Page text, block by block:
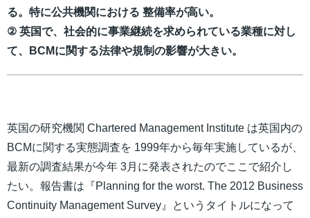
る。特に公共機関における 整備率が高い。
② 英国で、社会的に事業継続を求められている業種に対し
て、BCMに関する法律や規制の影響が大きい。
英国の研究機関 Chartered Management Institute は英国内の
BCMに関する実態調査を 1999年から毎年実施しているが、
最新の調査結果が今年 3月に発表されたのでここで紹介し
たい。報告書は『Planning for the worst. The 2012 Business
Continuity Management Survey』というタイトルになって